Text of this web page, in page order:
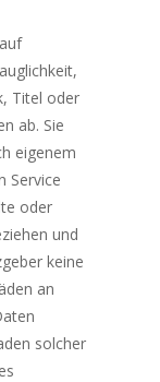
Titel oder
ab. Sie
eigenem
Service
oder
und
keine
an
solcher